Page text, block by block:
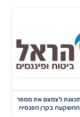
לצמצם את מספר
ההשקעה בקרן הפנסיה